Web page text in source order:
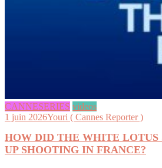
CANNESERIES videos
1 juin 2026Youri ( Cannes Reporter )
HOW DID THE WHITE LOTUS
UP SHOOTING IN FRANCE?